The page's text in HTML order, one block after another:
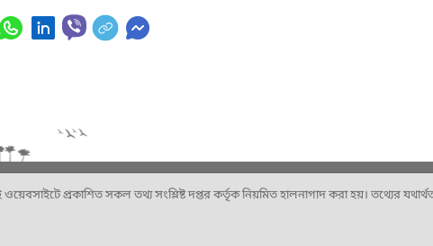
প্রকাশিত সকল তথ্য সংশ্লিষ্ট দপ্তর কর্তৃক নিয়মিত হালনাগাদ করা হয়। তথ্যের